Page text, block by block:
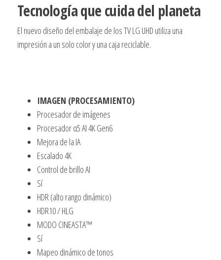
Tecnología que cuida del planeta
El nuevo diseño del embalaje de los TV LG UHD utiliza una
impresión a un solo color y una caja reciclable.
IMAGEN (PROCESAMIENTO)
Procesador de imágenes
Procesador α5 AI 4K Gen6
Mejora de la IA
Escalado 4K
Control de brillo AI
Sí
HDR (alto rango dinámico)
HDR10 / HLG
MODO CINEASTA™
Sí
Mapeo dinámico de tonos